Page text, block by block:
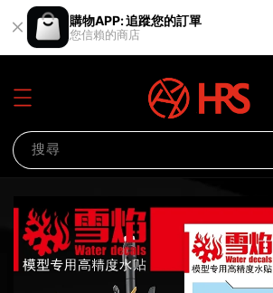
購物APP: 追蹤您的訂單
您信賴的商店
搜尋